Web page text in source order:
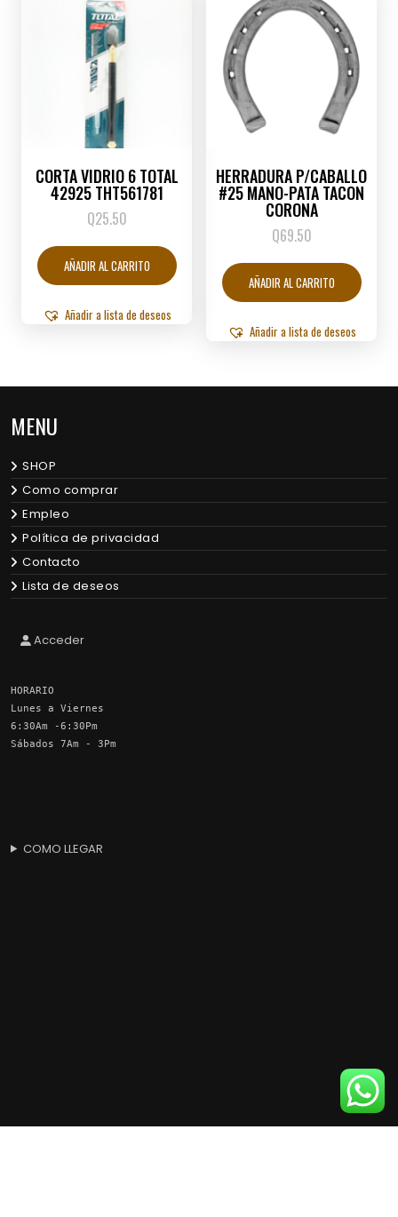
CORTA VIDRIO 6 TOTAL
42925 THT561781
Q25.50
AÑADIR AL CARRITO
Añadir a lista de deseos
HERRADURA P/CABALLO
#25 MANO-PATA TACON
CORONA
Q69.50
AÑADIR AL CARRITO
Añadir a lista de deseos
MENU
SHOP
Como comprar
Empleo
Política de privacidad
Contacto
Lista de deseos
Acceder
HORARIO
Lunes a Viernes
6:30Am -6:30Pm
Sábados 7Am - 3Pm
COMO LLEGAR